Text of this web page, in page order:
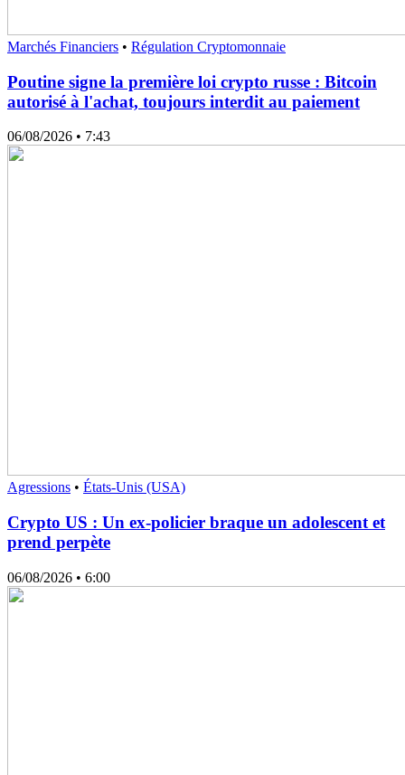
Marchés Financiers • Régulation Cryptomonnaie
Poutine signe la première loi crypto russe : Bitcoin
autorisé à l'achat, toujours interdit au paiement
06/08/2026 • 7:43
Agressions • États-Unis (USA)
Crypto US : Un ex-policier braque un adolescent et
prend perpète
06/08/2026 • 6:00